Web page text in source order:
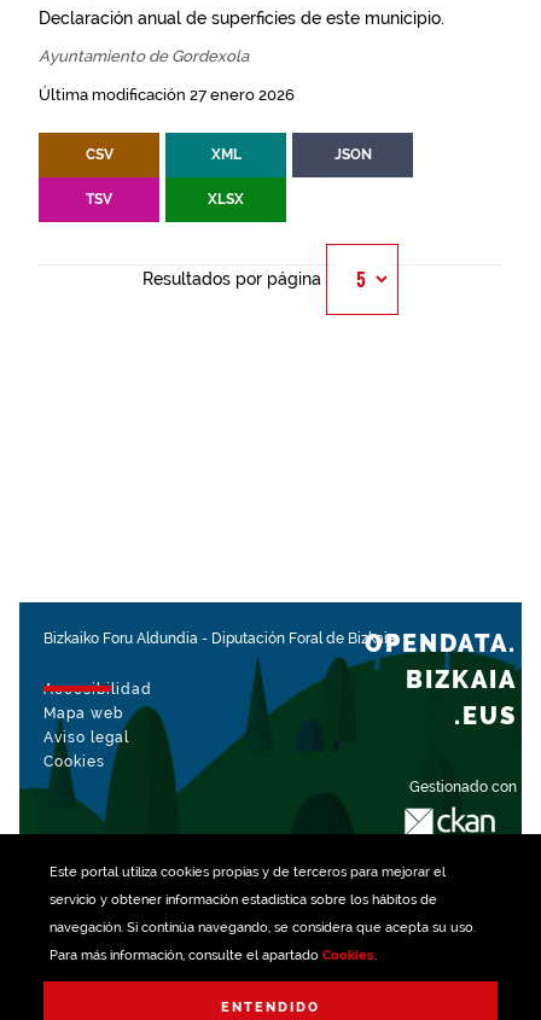
Este portal utiliza cookiespropias y de terceros para mejorar el
servicio y obtener información estadística sobre los hábitos de
navegación. Si continúa navegando, se considera que acepta su uso.
Para más información, consulte el apartado Cookies.
ENTENDIDO
Declaración anual de superficies de este municipio.
Ayuntamiento de Gordexola
Última modificación 27 enero 2026
CSV XML JSON
TSV XLSX
Resultados por página
Bizkaiko Foru Aldundia - Diputación Foral de Bizkaia
Accesibilidad
Mapa web
Aviso legal
Cookies
Gestionado con
OPENDATA.
BIZKAIA
.EUS